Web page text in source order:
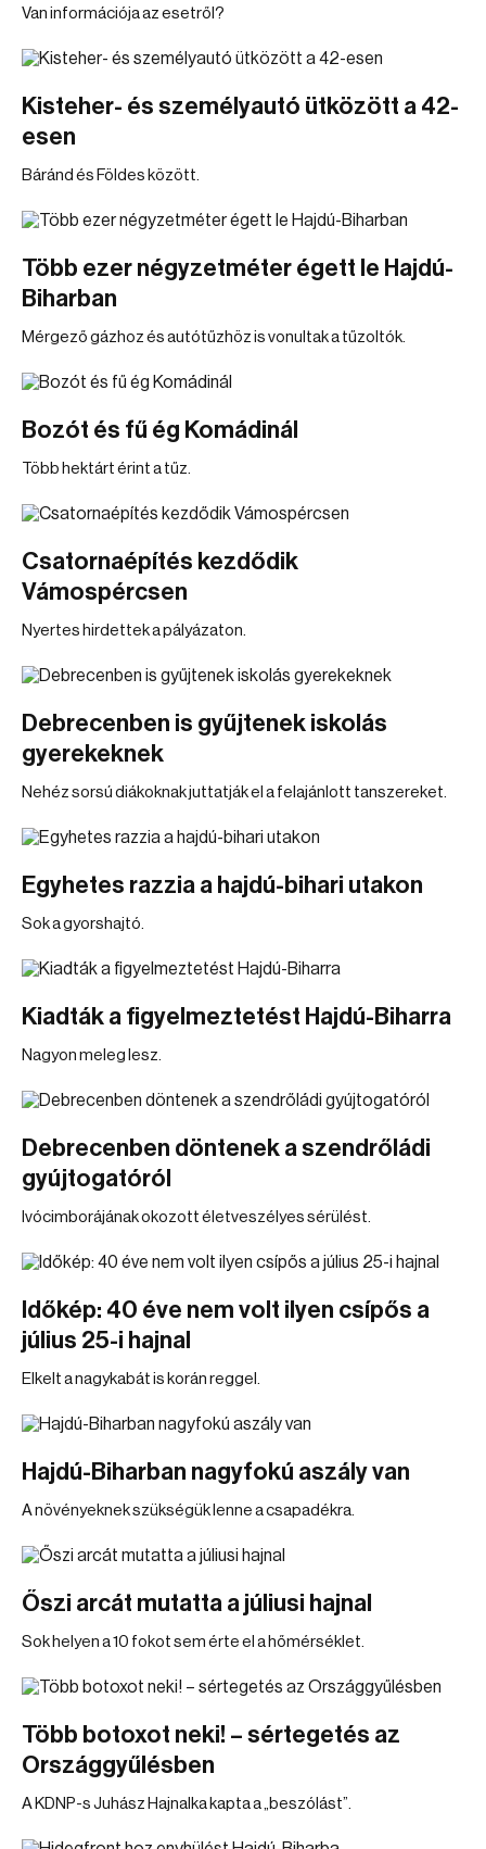
Van információja az esetről?
Kisteher- és személyautó ütközött a 42-
esen
Báránd és Földes között.
Több ezer négyzetméter égett le Hajdú-
Biharban
Mérgező gázhoz és autótűzhöz is vonultak a tűzoltók.
Bozót és fű ég Komádinál
Több hektárt érint a tűz.
Csatornaépítés kezdődik
Vámospércsen
Nyertes hirdettek a pályázaton.
Debrecenben is gyűjtenek iskolás
gyerekeknek
Nehéz sorsú diákoknak juttatják el a felajánlott tanszereket.
Egyhetes razzia a hajdú-bihari utakon
Sok a gyorshajtó.
Kiadták a figyelmeztetést Hajdú-Biharra
Nagyon meleg lesz.
Debrecenben döntenek a szendrőládi
gyújtogatóról
Ivócimborájának okozott életveszélyes sérülést.
Időkép: 40 éve nem volt ilyen csípős a
július 25-i hajnal
Elkelt a nagykabát is korán reggel.
Hajdú-Biharban nagyfokú aszály van
A növényeknek szükségük lenne a csapadékra.
Őszi arcát mutatta a júliusi hajnal
Sok helyen a 10 fokot sem érte el a hőmérséklet.
Több botoxot neki! – sértegetés az
Országgyűlésben
A KDNP-s Juhász Hajnalka kapta a „beszólást”.